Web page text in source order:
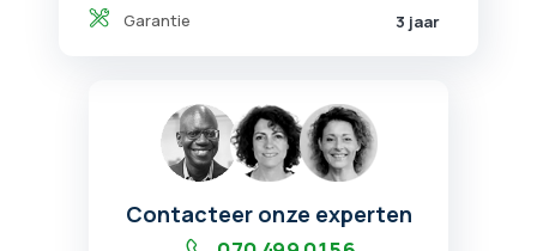
Garantie
3 jaar
Contacteer onze experten